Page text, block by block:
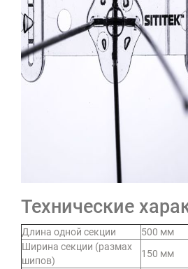
Технические
Длина одной секции
500 мм
Ширина секции (размах
шипов)
150 мм